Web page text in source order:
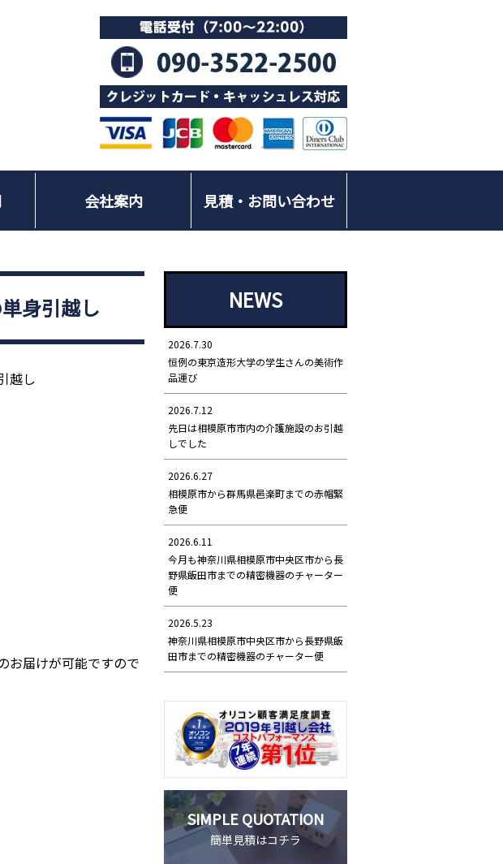
会社案内 見積・お問い合わせ
身引越し
越し
お届けが可能ですので
NEWS
2026.7.30
恒例の東京造形大学の学生さんの美術作
品運び
2026.7.12
先日は相模原市市内の介護施設のお引越
しでした
2026.6.27
相模原市から群馬県邑楽町までの赤帽緊
急便
2026.6.11
今月も神奈川県相模原市中央区市から長
野県飯田市までの精密機器のチャーター
便
2026.5.23
神奈川県相模原市中央区市から長野県飯
田市までの精密機器のチャーター便
SIMPLE QUOTATION
簡単見積はコチラ